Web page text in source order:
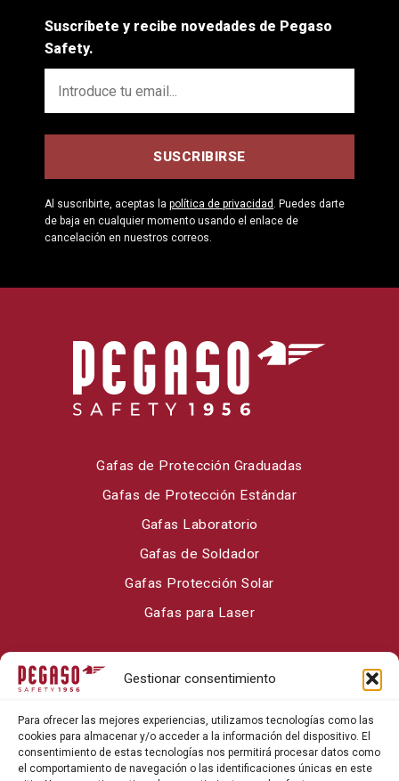
Gestionar consentimiento
Para ofrecer las mejores experiencias, utilizamos tecnologías como las
cookies para almacenar y/o acceder a la información del dispositivo. El
consentimiento de estas tecnologías nos permitirá procesar datos como
el comportamiento de navegación o las identificaciones únicas en este
Suscríbete y recibe novedades de Pegaso
Safety.
Al suscribirte, aceptas la política de privacidad . Puedes darte
de baja en cualquier momento usando el enlace de
cancelación en nuestros correos.
Gafas de Protección Graduadas
Gafas de Protección Estándar
Gafas Laboratorio
Gafas de Soldador
Gafas Protección Solar
Gafas para Laser
Sobre Pegaso Safety
Blog